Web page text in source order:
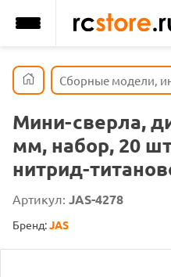
Сборные модели,
Мини-сверла,
мм, набор, 20
нитрид-
Артикул: JAS-4278
Бренд:JAS